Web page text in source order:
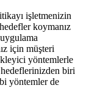
işletmenizin
koymanız
için müşteri
yöntemlerle
biri
yöntemler de